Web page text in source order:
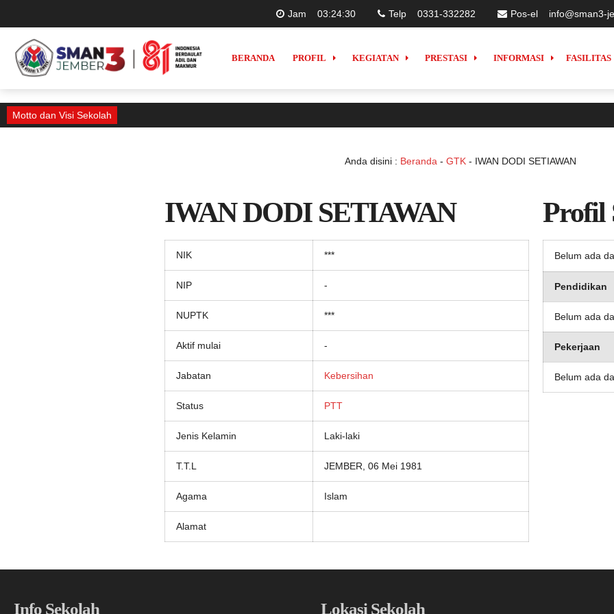
Jam 03:24:30 Telp 0331-332282 Pos-el info@sman3-
BERANDA PROFIL KEGIATAN PRESTASI INFORMASI FASILITAS
Motto dan Visi Sekolah
Anda disini : Beranda - GTK - IWAN DODI SETIAWAN
IWAN DODI SETIAWAN
NIK ***
NIP -
NUPTK ***
Aktif mulai -
Jabatan Kebersihan
Status PTT
Jenis Kelamin Laki-laki
T.T.L JEMBER, 06 Mei 1981
Agama Islam
Alamat
Profil
Belum ada
Pendidikan
Belum ada
Pekerjaan
Belum ada
Info Sekolah
Lokasi Sekolah